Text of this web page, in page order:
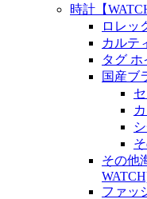
時計【
ロレッ
カルテ
タグ ホ
国産ブ
その他
ファッ